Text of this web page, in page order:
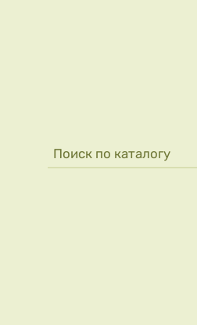
Форма поиска
Поиск